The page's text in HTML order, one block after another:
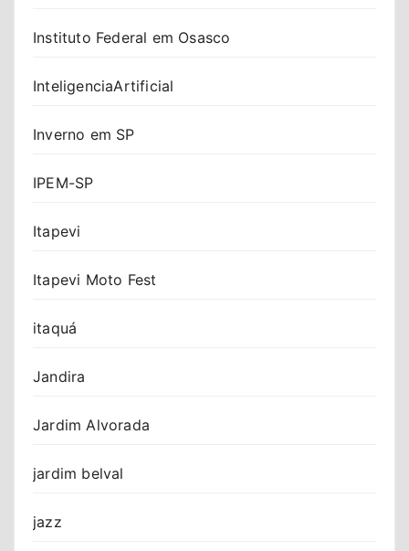
Instituto Federal em Osasco
InteligenciaArtificial
Inverno em SP
IPEM-SP
Itapevi
Itapevi Moto Fest
itaquá
Jandira
Jardim Alvorada
jardim belval
jazz